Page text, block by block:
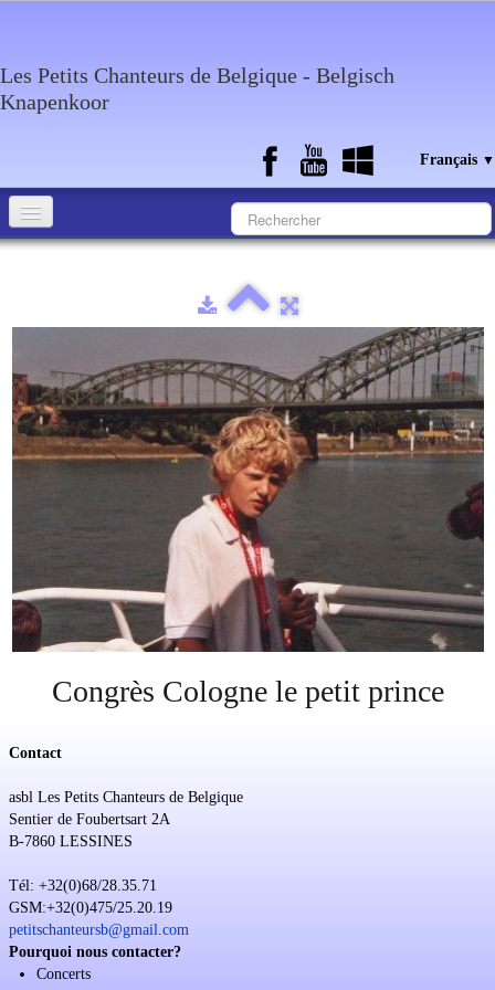
Les Petits Chanteurs de Belgique - Belgisch
Knapenkoor
Français ▼
Agenda
Discographie
Événements
Congrès Cologne le petit prince
Contact
asbl Les Petits Chanteurs de Belgique
Sentier de Foubertsart 2A
B-7860 LESSINES
Tél: +32(0)68/28.35.71
GSM:+32(0)475/25.20.19
petitschanteursb@gmail.com
Pourquoi nous contacter?
Concerts